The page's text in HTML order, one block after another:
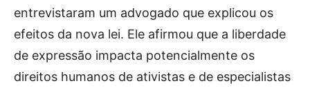
entrevistaram um advogado que explicou os
efeitos da nova lei. Ele afirmou que a liberdade
de expressão impacta potencialmente os
direitos humanos de ativistas e de especialistas